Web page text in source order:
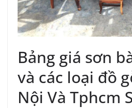
Bảng giá sơn
và các loại đồ
Nội Và Tphcm